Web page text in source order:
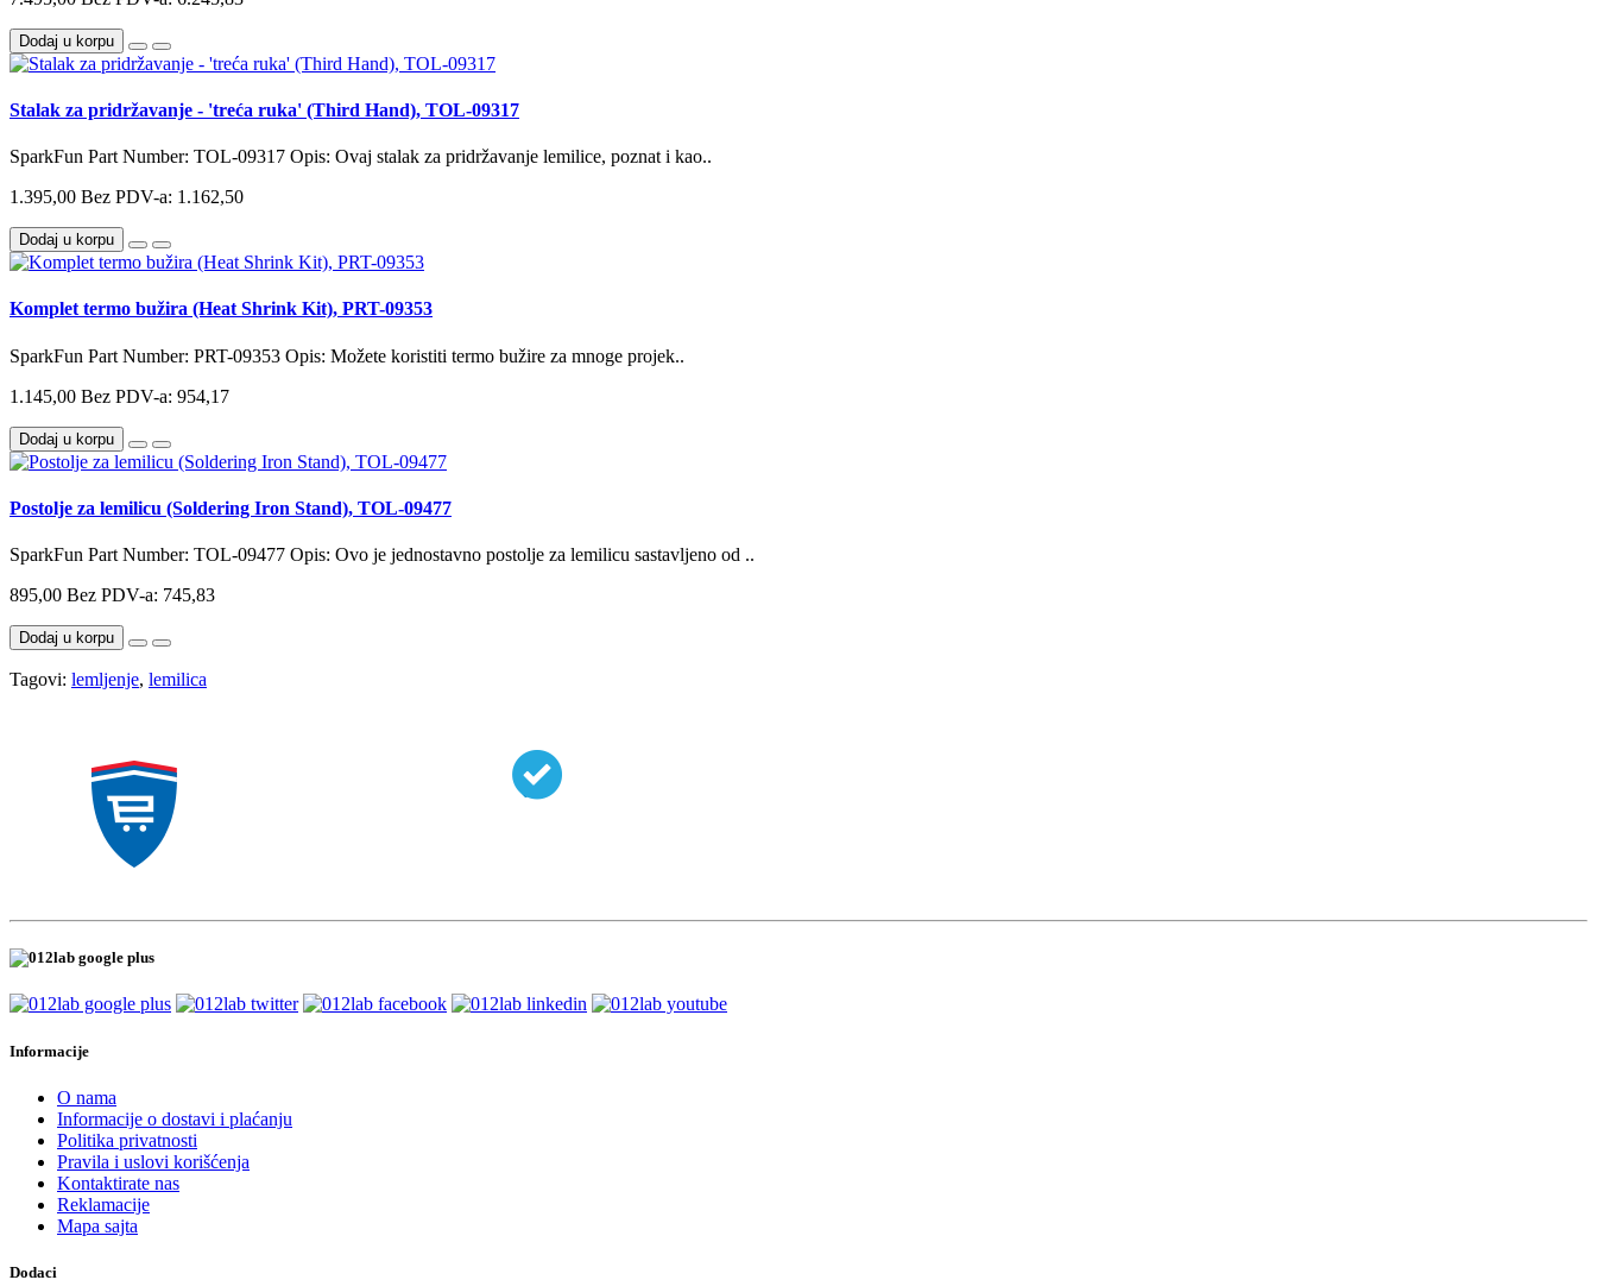
Dodaj u korpu
Stalak za pridržavanje - 'treća ruka' (Third Hand), TOL-09317
SparkFun Part Number: TOL-09317 Opis: Ovaj stalak za pridržavanje lemilice, poznat i kao..
1.395,00 Bez PDV-a: 1.162,50
Dodaj u korpu
Komplet termo bužira (Heat Shrink Kit), PRT-09353
SparkFun Part Number: PRT-09353 Opis: Možete koristiti termo bužire za mnoge projek..
1.145,00 Bez PDV-a: 954,17
Dodaj u korpu
Postolje za lemilicu (Soldering Iron Stand), TOL-09477
SparkFun Part Number: TOL-09477 Opis: Ovo je jednostavno postolje za lemilicu sastavljeno od ..
895,00 Bez PDV-a: 745,83
Dodaj u korpu
Tagovi: lemljenje, lemilica
Informacije
O nama
Informacije o dostavi i plaćanju
Politika privatnosti
Pravila i uslovi korišćenja
Kontaktirate nas
Reklamacije
Mapa sajta
Dodaci